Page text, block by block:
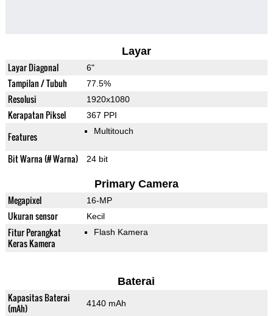
Layar
Layar Diagonal 6"
Tampilan / Tubuh 77.5%
Resolusi 1920x1080
Kerapatan Piksel 367 PPI
Features Multitouch
Bit Warna (# Warna) 24 bit
Primary Camera
Megapixel 16-MP
Ukuran sensor Kecil
Fitur Perangkat
Keras Kamera
Flash Kamera
Baterai
Kapasitas Baterai
(mAh)
4140 mAh